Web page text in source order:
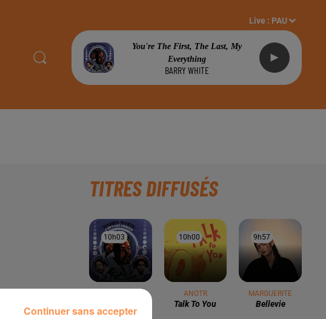
Live : PAU
You're The First, The Last, My
Everything
BARRY WHITE
TITRES DIFFUSÉS
10h03
10h03
The Last, My
10h00
10h00
ANOTR
Talk To You
9h57
9h57
MARGUERITE
Bellevie
Continuer sans accepter